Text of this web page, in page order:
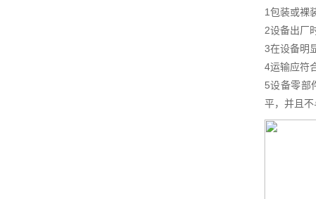
1包装或裸
2设备出厂
3在设备明
4运输应符
5设备零部
平，并且